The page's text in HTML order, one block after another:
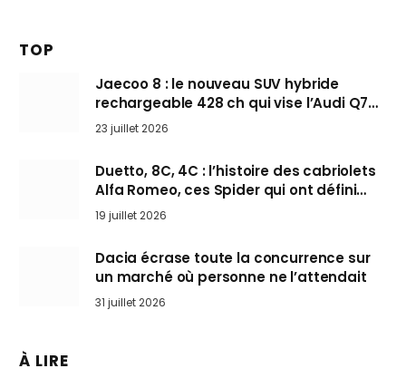
TOP
Jaecoo 8 : le nouveau SUV hybride
rechargeable 428 ch qui vise l’Audi Q7
arrive en Europe cet automne
23 juillet 2026
Duetto, 8C, 4C : l’histoire des cabriolets
Alfa Romeo, ces Spider qui ont défini
l’art de rouler cheveux au vent
19 juillet 2026
Dacia écrase toute la concurrence sur
un marché où personne ne l’attendait
31 juillet 2026
À LIRE